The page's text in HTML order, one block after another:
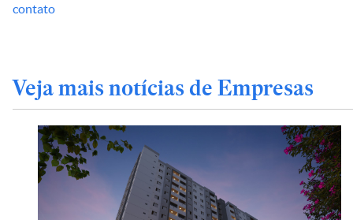
contato
Veja mais notícias de Empresas